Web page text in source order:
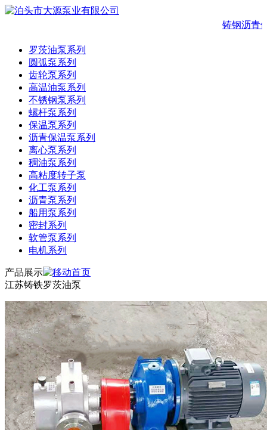
铸钢沥青
罗茨油泵系列
圆弧泵系列
齿轮泵系列
高温油泵系列
不锈钢泵系列
螺杆泵系列
保温泵系列
沥青保温泵系列
离心泵系列
稠油泵系列
高粘度转子泵
化工泵系列
沥青泵系列
船用泵系列
密封系列
软管泵系列
电机系列
产品展示
江苏铸铁罗茨油泵